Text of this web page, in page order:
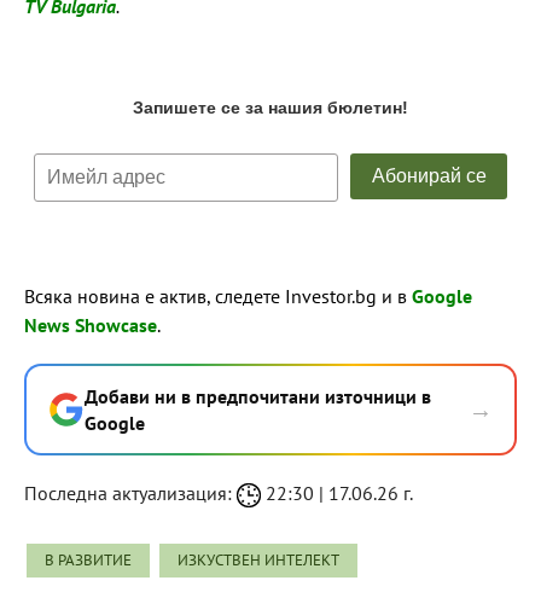
TV Bulgaria.
Всяка новина е актив, следете Investor.bg и в Google
News Showcase.
Добави ни в предпочитани източници в
Google
→
Последна актуализация: 22:30 | 17.06.26 г.
В РАЗВИТИЕ ИЗКУСТВЕН ИНТЕЛЕКТ